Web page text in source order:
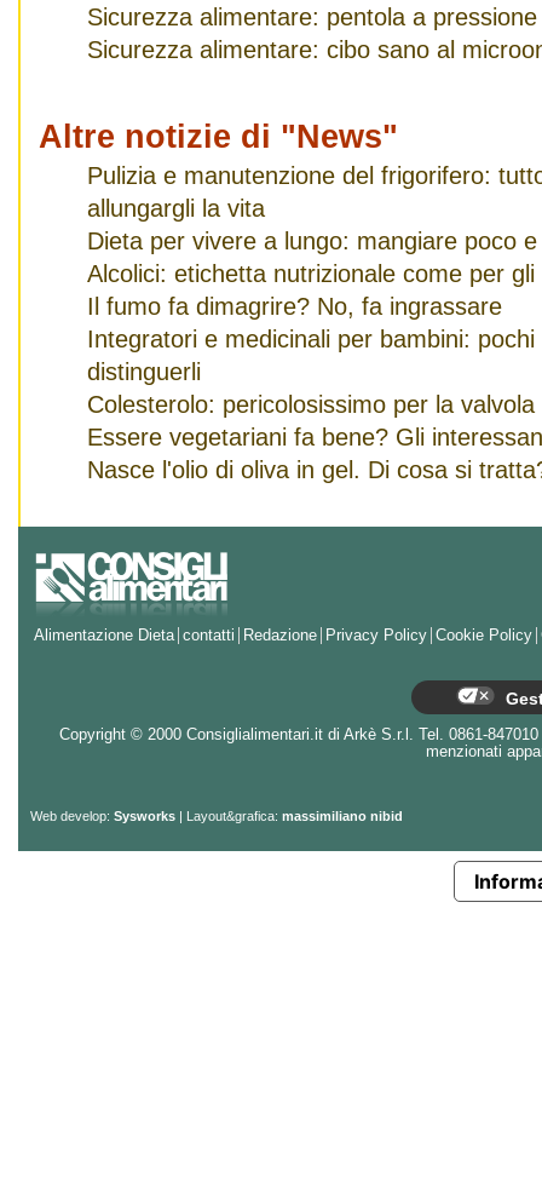
Sicurezza alimentare: pentola a pressione
Sicurezza alimentare: cibo sano al
Altre notizie di "News"
Pulizia e manutenzione del frigorifero:
allungargli la vita
Dieta per vivere a lungo: mangiare poco
Alcolici: etichetta nutrizionale come per gli
Il fumo fa dimagrire? No, fa ingrassare
Integratori e medicinali per bambini:
distinguerli
Colesterolo: pericolosissimo per la valvola
Essere vegetariani fa bene? Gli
Nasce l'olio di oliva in gel. Di cosa si
Alimentazione Dieta contatti Redazione Privacy Policy Cookie Policy
Copyright © 2000 Consiglialimentari.it di Arkè S.r.l. Tel. 0861-
menzionati
Web develop: Sysworks | Layout&grafica: massimiliano nibid